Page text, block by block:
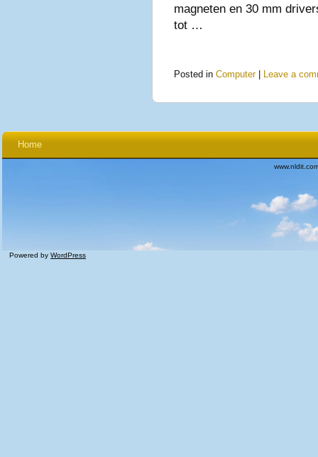
magneten en 30 mm
tot …
Posted in Computer Leave a
Home
Powered by WordPress